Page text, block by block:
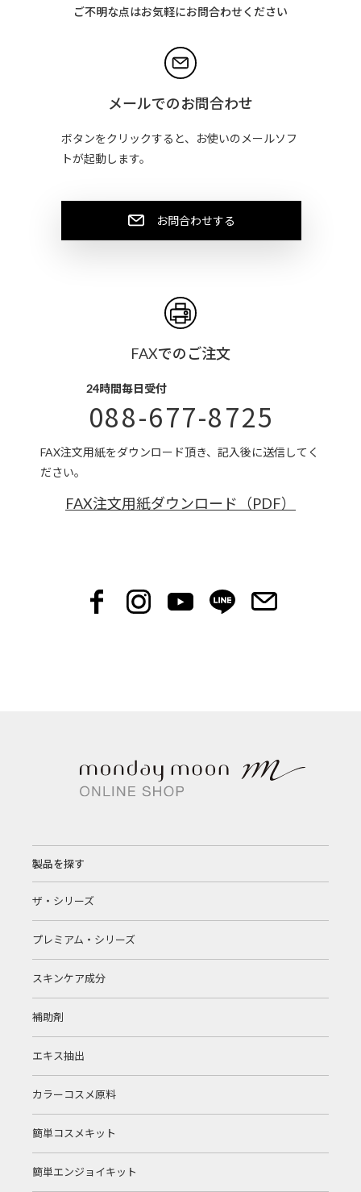
ご不明な点はお気軽にお問合わせください
メールでのお問合わせ
ボタンをクリックすると、お使いのメールソフ
トが起動します。
お問合わせする
FAXでのご注文
24時間毎日受付
088-677-8725
FAX注文用紙をダウンロード頂き、記入後に送信してく
ださい。
FAX注文用紙ダウンロード（PDF）
製品を探す
ザ・シリーズ
プレミアム・シリーズ
スキンケア成分
補助剤
エキス抽出
カラーコスメ原料
簡単コスメキット
簡単エンジョイキット